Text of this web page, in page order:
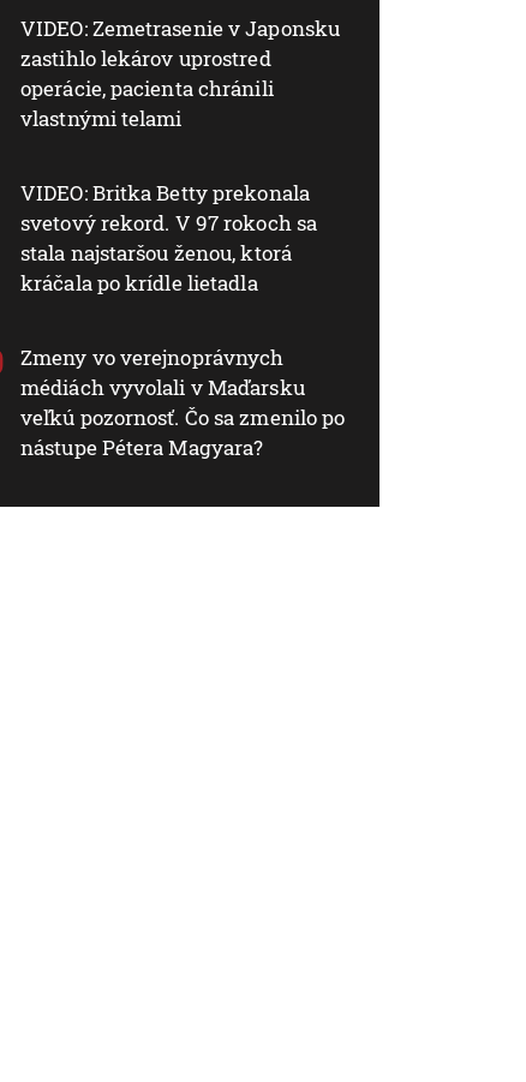
VIDEO: Zemetrasenie v Japonsku
zastihlo lekárov uprostred
operácie, pacienta chránili
vlastnými telami
VIDEO: Britka Betty prekonala
svetový rekord. V 97 rokoch sa
stala najstaršou ženou, ktorá
kráčala po krídle lietadla
Zmeny vo verejnoprávnych
médiách vyvolali v Maďarsku
veľkú pozornosť. Čo sa zmenilo po
nástupe Pétera Magyara?